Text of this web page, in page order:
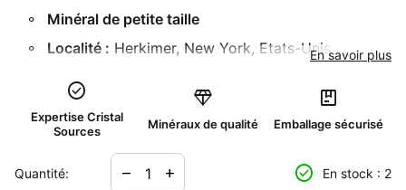
Minéral de petite taille
Localité : Herkimer, New York, Etats-Unis
Cristaux de "Diamant de Herkimer" de belle qualité.
Les cristaux présentent de petites inclusions noires de
pyrobitume. Ces cristaux sont idéaux pour la création
de bijoux et la lithothérapie.
En savoir plus
check_circle
Expertise Cristal
Sources
diamond
Minéraux de qualité
package
Emballage sécurisé
Quantité:
Diminuer la quantité pour
remove
Augmenter la quantité pour
add check_circle En stock : 2